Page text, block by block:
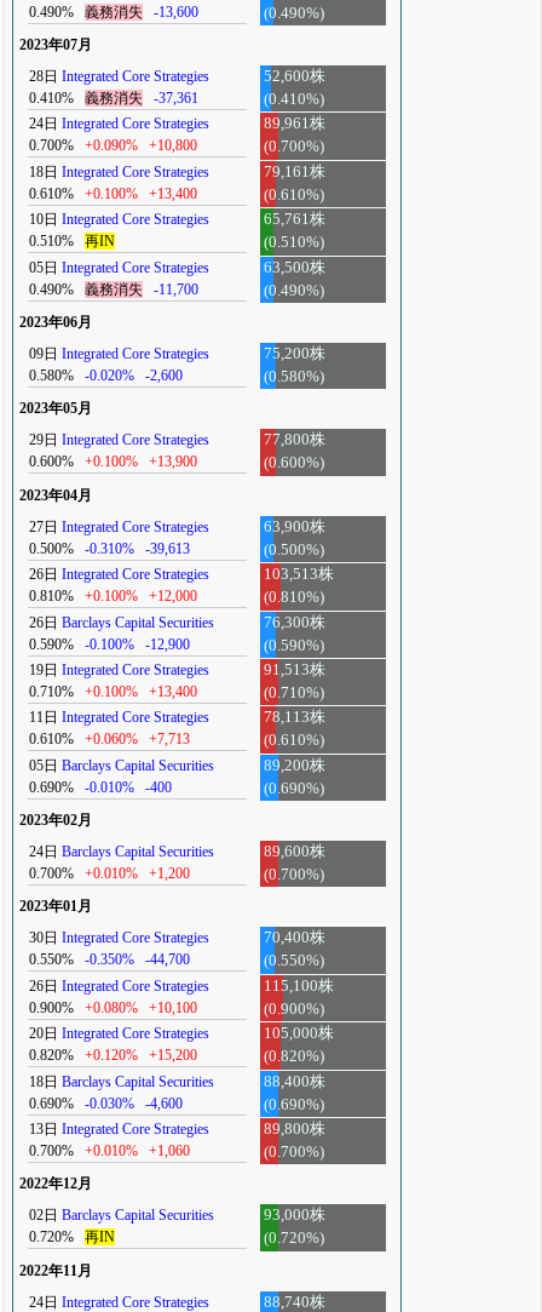
0.490%
義務消失 -13,600
(0.490%)
2023年07月
28日 Integrated Core Strategies
0.410%
義務消失 -37,361
52,600株
(0.410%)
24日 Integrated Core Strategies
0.700%
+0.090% +10,800
89,961株
(0.700%)
18日 Integrated Core Strategies
0.610%
+0.100% +13,400
79,161株
(0.610%)
10日 Integrated Core Strategies
0.510%
再IN
65,761株
(0.510%)
05日 Integrated Core Strategies
0.490%
義務消失 -11,700
63,500株
(0.490%)
2023年06月
09日 Integrated Core Strategies
0.580%
-0.020% -2,600
75,200株
(0.580%)
2023年05月
29日 Integrated Core Strategies
0.600%
+0.100% +13,900
77,800株
(0.600%)
2023年04月
27日 Integrated Core Strategies
0.500%
-0.310% -39,613
63,900株
(0.500%)
26日 Integrated Core Strategies
0.810%
+0.100% +12,000
103,513株
(0.810%)
26日 Barclays Capital Securities
0.590%
-0.100% -12,900
76,300株
(0.590%)
19日 Integrated Core Strategies
0.710%
+0.100% +13,400
91,513株
(0.710%)
11日 Integrated Core Strategies
0.610%
+0.060% +7,713
78,113株
(0.610%)
05日 Barclays Capital Securities
0.690%
-0.010% -400
89,200株
(0.690%)
2023年02月
24日 Barclays Capital Securities
0.700%
+0.010% +1,200
89,600株
(0.700%)
2023年01月
30日 Integrated Core Strategies
0.550%
-0.350% -44,700
70,400株
(0.550%)
26日 Integrated Core Strategies
0.900%
+0.080% +10,100
115,100株
(0.900%)
20日 Integrated Core Strategies
0.820%
+0.120% +15,200
105,000株
(0.820%)
18日 Barclays Capital Securities
0.690%
-0.030% -4,600
88,400株
(0.690%)
13日 Integrated Core Strategies
0.700%
+0.010% +1,060
89,800株
(0.700%)
2022年12月
02日 Barclays Capital Securities
0.720%
再IN
93,000株
(0.720%)
2022年11月
24日 Integrated Core Strategies
88,740株